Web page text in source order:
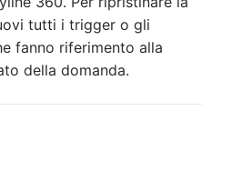
tutti i trigger o gli
fanno riferimento alla
della domanda.